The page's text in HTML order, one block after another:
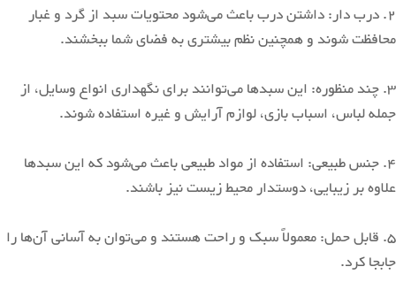
2. درب دار: داشتن درب باعث می‌شود محتویات سبد از گرد و غبار
محافظت شوند و همچنین نظم بیشتری به فضای شما ببخشند.
3. چند منظوره: این سبدها می‌توانند برای نگهداری انواع وسایل، از
جمله لباس، اسباب بازی، لوازم آرایش و غیره استفاده شوند.
4. جنس طبیعی: استفاده از مواد طبیعی باعث می‌شود که این سبدها
علاوه بر زیبایی، دوستدار محیط زیست نیز باشند.
5. قابل حمل: معمولاً سبک و راحت هستند و می‌توان به آسانی آن‌ها را
جابجا کرد.